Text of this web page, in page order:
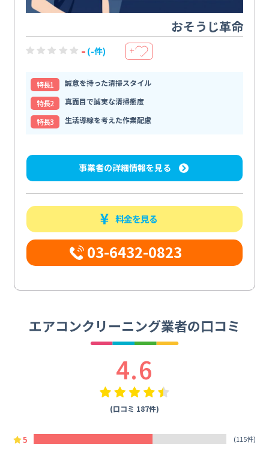
おそうじ革命
- (-件) ＋
特⻑1
誠意を持った清掃スタイル
特⻑2
真面目で誠実な清掃態度
特⻑3
生活導線を考えた作業配慮
事業者の詳細情報を見る
料金を見る
03-6432-0823
エアコンクリーニング業者の口コミ
4.6
(口コミ 187件)
5 (115件)